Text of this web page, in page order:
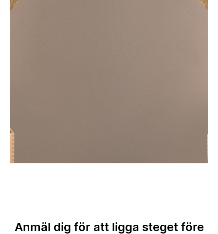
Anmäl dig för att ligga steget före